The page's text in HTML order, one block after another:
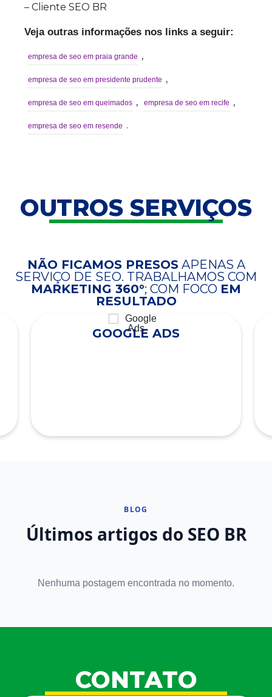
– Cliente SEO BR
Veja outras informações nos links a seguir:
empresa de seo em praia grande ,
empresa de seo em presidente prudente ,
empresa de seo em queimados , empresa de seo em recife ,
empresa de seo em resende .
OUTROS SERVIÇOS
NÃO FICAMOS PRESOSAPENAS A
SERVIÇO DE SEO. TRABALHAMOS COM
MARKETING 360°; COM FOCO EM
RESULTADO
GOOGLE ADS
BLOG
Últimos artigos do SEO BR
Nenhuma postagem encontrada no momento.
CONTATO